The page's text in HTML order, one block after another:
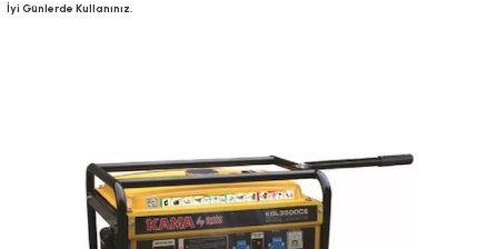
İyi Günlerde Kullanınız.